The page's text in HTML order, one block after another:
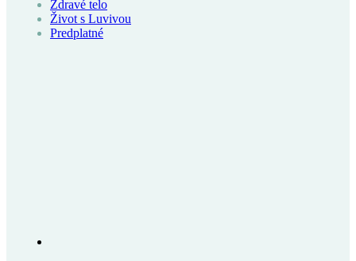
Zdravé telo
Život s Luvivou
Predplatné